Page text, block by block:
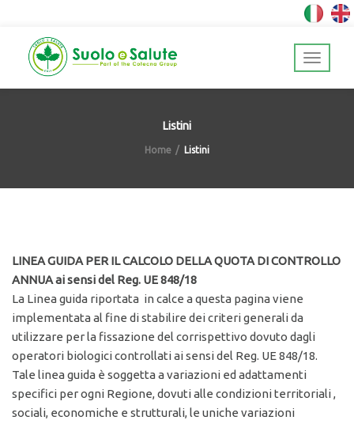
Listini
Home Listini
LINEA GUIDA PER IL CALCOLO DELLA QUOTA DI CONTROLLO
ANNUA ai sensi del Reg. UE 848/18
La Linea guida riportata in calce a questa pagina viene
implementata al fine di stabilire dei criteri generali da
utilizzare per la fissazione del corrispettivo dovuto dagli
operatori biologici controllati ai sensi del Reg. UE 848/18.
Tale linea guida è soggetta a variazioni ed adattamenti
specifici per ogni Regione, dovuti alle condizioni territoriali ,
sociali, economiche e strutturali, le uniche variazioni